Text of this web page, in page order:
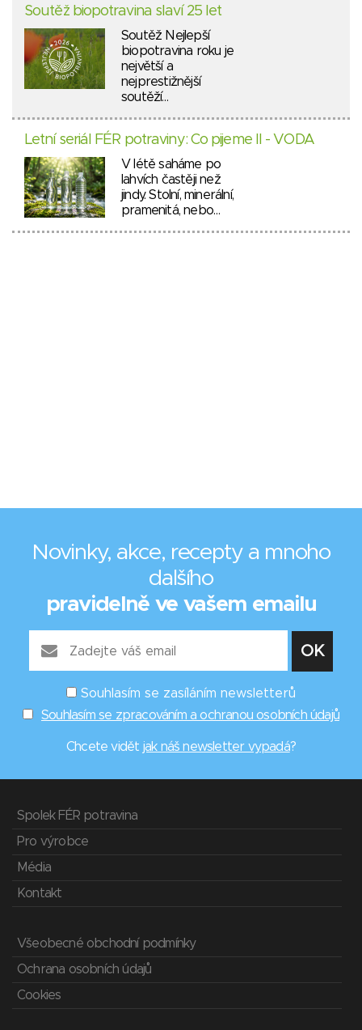
Soutěž biopotravina slaví 25 let
Soutěž Nejlepší
biopotravina roku je
největší a
nejprestižnější
soutěží…
Letní seriál FÉR potraviny: Co pijeme II - VODA
V létě saháme po
lahvích častěji než
jindy. Stolní, minerální,
pramenitá, nebo…
Novinky, akce, recepty a mnoho
dalšího
pravidelně ve vašem emailu
Souhlasím se zasíláním newsletterů
Souhlasím se zpracováním a ochranou osobních údajů
Chcete vidět jak náš newsletter vypadá?
Spolek FÉR potravina
Pro výrobce
Média
Kontakt
Všeobecné obchodní podmínky
Ochrana osobních údajů
Cookies